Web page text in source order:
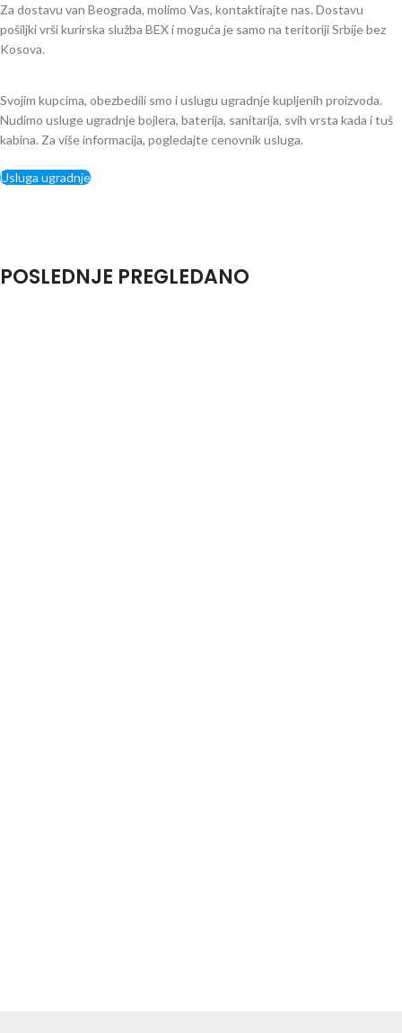
Za dostavu van Beograda, molimo Vas, kontaktirajte nas. Dostavu
pošiljki vrši kurirska služba BEX i moguća je samo na teritoriji Srbije bez
Kosova.
Svojim kupcima, obezbedili smo i uslugu ugradnje kupljenih proizvoda.
Nudimo usluge ugradnje bojlera, baterija, sanitarija, svih vrsta kada i tuš
kabina. Za više informacija, pogledajte cenovnik usluga.
Usluga ugradnje
POSLEDNJE PREGLEDANO